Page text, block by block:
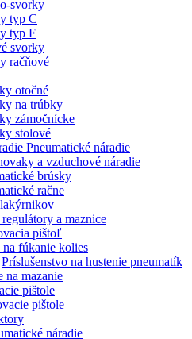
svorky
typ C
typ F
svorky
račňové
otočné
na trúbky
zámočnícke
stolové
Pneumatické náradie
a vzduchové náradie
brúsky
račne
a maznice
pištoľ
fúkanie kolies
Príslušenstvo na hustenie pneumatík
na mazanie
pištole
pištole
náradie